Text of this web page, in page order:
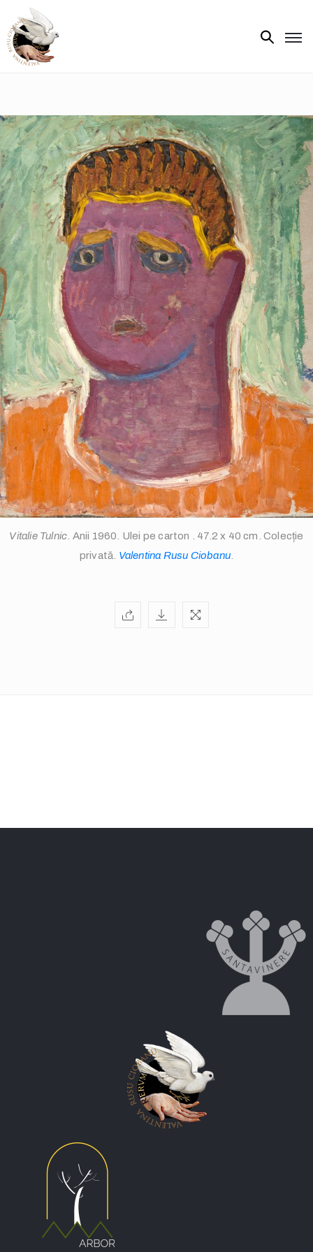
Biografie
Opere
de
artă
V.R.C.
Atelier
‘85
Presa
Publicații
info@valentinarusuciobanu.com
Vitalie Tulnic . Anii 1960. Ulei pe carton . 47.2 x 40 cm. Colecție
privată. Valentina Rusu Ciobanu